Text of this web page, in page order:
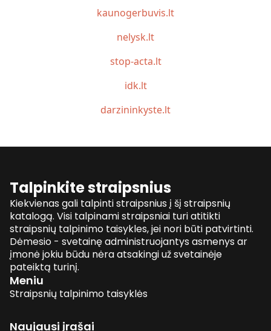
kaunogerbuvis.lt
nelysk.lt
stop-acta.lt
idk.lt
darzininkyste.lt
Talpinkite straipsnius
Kiekvienas gali talpinti straipsnius į šį straipsnių
katalogą. Visi talpinami straipsniai turi atitikti
straipsnių talpinimo taisykles, jei nori būti patvirtinti.
Dėmesio - svetainę administruojantys asmenys ar
įmonė jokiu būdu nėra atsakingi už svetainėje
pateiktą turinį.
Meniu
Straipsnių talpinimo taisyklės
Naujausi įrašai